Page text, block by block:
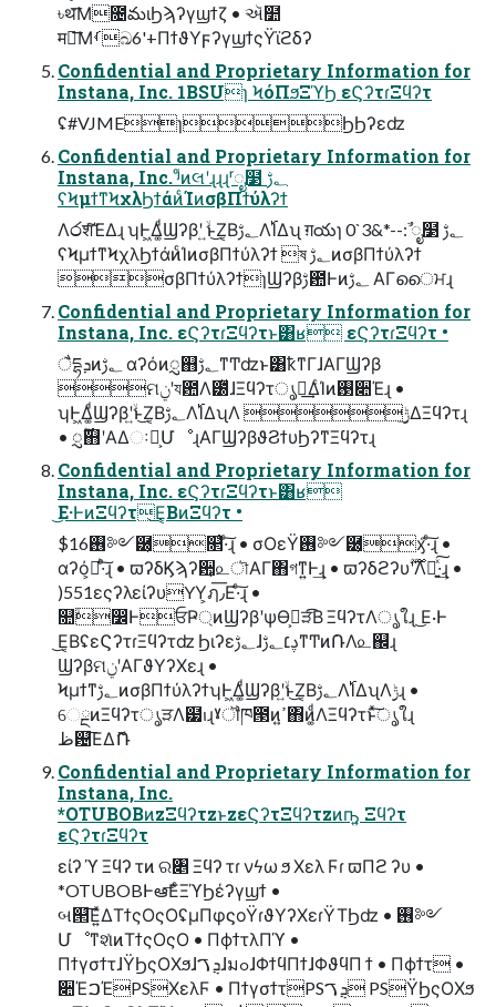
৳थ͞Μ೔మιϦϡʔγϣϯζ • ઍ໺
मฏ͞Μࡾඛ6'+ΠϯϑΥϝʔγϣϯςΫϊϩδʔ
Confidential and Proprietary Information for
Instana, Inc. 1BSUɿ ϞόΠϧΞϓϦ εϚʔτɾΞϥʔτ
ʢ#VJMEɿϦϦʔεʣ
Confidential and Proprietary Information for
Instana, Inc. ʲͦͷલʹɻɻɻʳೖ໳ ؂ࢹ
ʕϞμϯͳϞχλϦϯάͷͨΊͷσβΠϯύλʔϯ
Λ෮शͯ͠ΈΔɻ ʮͰ͖Δ͚ͩϢʔβʹ ͍ۙͱ͜Ζ͔Β؂ࢹΛ࢝ΊΔʯ ग़యɿ 0`3&*--:ࣾ ೖ໳ ؂ࢹ
ʕϞμϯͳϞχλϦϯάͷͨΊͷσβΠϯύλʔϯ ষ ؂ࢹͷσβΠϯύλʔϯ
σβΠϯύλʔϯɿϢʔβࢹ఺Ͱͷ؂ࢹ ΑΓൈਮɻ
Confidential and Proprietary Information for
Instana, Inc. εϚʔτɾΞϥʔτͱ͸ʁ εϚʔτɾΞϥʔτ •
ैདྷܕͷ؂ࢹ αʔόͷᮢ஋؂ࢹͳͲʣͱ͸ҟͳΓɺΑΓϢʔβ
ମݧʹয఺Λ౰ͯɺΞϥʔτൃใ͢ΔͨΊͷ࢓૊Έɻ •
ʮͰ͖Δ͚ͩϢʔβʹ͍ۙͱ͜Ζ͔Β؂ࢹΛ࢝ΊΔʯΛ ࣮ݱ͢ΔΞϥʔτɻ
• ࣌ؒᮢ஋ʹΑΔઃఆ͕ՄೳɻΑΓϢʔβϑϨϯυϦʔͳΞϥʔτɻ
Confidential and Proprietary Information for
Instana, Inc. εϚʔτɾΞϥʔτͱ͸ʁ
͜Ε·ͰͷΞϥʔτ͜Ε͔ΒͷΞϥʔτ •
$16࢖༻཰͕௒͑·ͨ͠ɻ • σΟεΫ࢖༻཰͕ӽ͑·ͨ͠ɻ •
αʔό͕མͪ·ͨ͠ɻ • ϖʔδϏϡʔ਺͕௨ৗΑΓ΋গͳ͍Ͱ͢ɻ • ϖʔδϩʔυ࣌ؒʹ࣌ؒΛཁ͍ͯ͠·͢ɻ •
)551εςʔλείʔυYY͕ฦ٫͞Ε·ͨ͠ɻ •
௚ۙ෼ͰਓҎ্ͷϢʔβʹѱӨڹ͕ੜͨ͡Β ΞϥʔτΛൃใɻ ͜Ε·Ͱ
͜Ε͔ΒʢεϚʔτɾΞϥʔτʣ Ϧιʔε؂ࢹɺࢮ׆؂ࢹͳͲͷ݁ՌΛ௨஌ɻ
ϢʔβମݧʹΑΓϑΥʔΧεɻ •
Ϟμϯͳ؂ࢹͷσβΠϯύλʔϯʮͰ͖Δ͚ͩϢʔβʹ͍ۙͱ͜Ζ͔Β؂ࢹΛ࢝ΊΔʯΛ࣮ݱɻ •
େྔͷΞϥʔτൃੜΛ๷ࢭɻˠॏཁ౓ͷߴ͍΋ͷ͚ͩΛΞϥʔτͱͯ͠ൃใɻ
ظ଴͞ΕΔޮՌ
Confidential and Proprietary Information for
Instana, Inc.
*OTUBOBͷzΞϥʔτzͱzεϚʔτΞϥʔτzͷҧ͍ Ξϥʔτ
εϚʔτɾΞϥʔτ
είʔ ϓ Ξϥʔ τͷ ର৅ Ξϥʔ τɾ νϟω ϧ Χελ Ϝɾ ϖΠϩ ʔυ •
*OTUBOBͰఆٛ͞ΕͨΞϓϦέʔγϣϯ •
બ୒͞Ε͍ͯΔΤϯςΟςΟʢμΠφϛοΫɾϑΥʔΧεɾΫΤϦʣ • ࢖༻
ՄೳͳશͯͷΤϯςΟςΟ • ΠϕϯτλΠϓ •
ΠϯγσϯτɺΫϦςΟΧϧɺܯࠂɺมߋɺΦϯϥΠϯɺΦϑϥΠ ϯ • Πϕϯτ •
૊ΈࠐΈPSΧελϜ • ΠϯγσϯτPSܯࠂ PSΫϦςΟΧϧ